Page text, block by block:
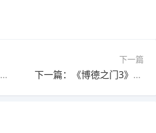
上一篇：七年磨一剑，这款续作竟然要颠覆整个游戏界
下一篇
下一篇：《博德之门3》无缘Switch 2，背后竟是与版权方的合作困局